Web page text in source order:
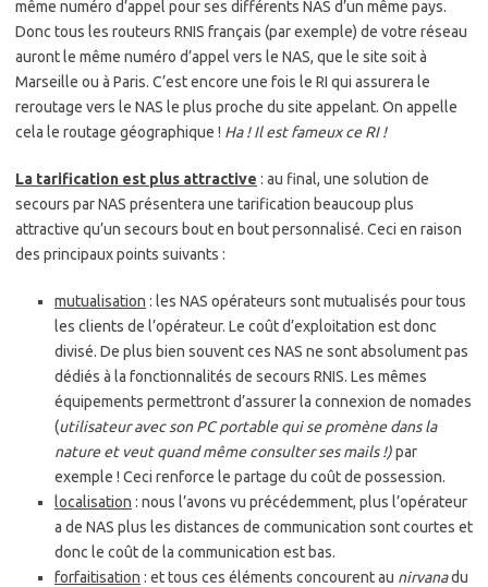
même numéro d’appel pour ses différents NAS d’un même pays.
Donc tous les routeurs RNIS français (par exemple) de votre réseau
auront le même numéro d’appel vers le NAS, que le site soit à
Marseille ou à Paris. C’est encore une fois le RI qui assurera le
reroutage vers le NAS le plus proche du site appelant. On appelle
cela le routage géographique ! Ha ! Il est fameux ce RI !
La tarification est plus attractive : au final, une solution de
secours par NAS présentera une tarification beaucoup plus
attractive qu’un secours bout en bout personnalisé. Ceci en raison
des principaux points suivants :
mutualisation : les NAS opérateurs sont mutualisés pour tous
les clients de l’opérateur. Le coût d’exploitation est donc
divisé. De plus bien souvent ces NAS ne sont absolument pas
dédiés à la fonctionnalités de secours RNIS. Les mêmes
équipements permettront d’assurer la connexion de nomades
(utilisateur avec son PC portable qui se promène dans la
nature et veut quand même consulter ses mails !)par
exemple ! Ceci renforce le partage du coût de possession.
localisation : nous l’avons vu précédemment, plus l’opérateur
a de NAS plus les distances de communication sont courtes et
donc le coût de la communication est bas.
forfaitisation : et tous ces éléments concourent au nirvanadu